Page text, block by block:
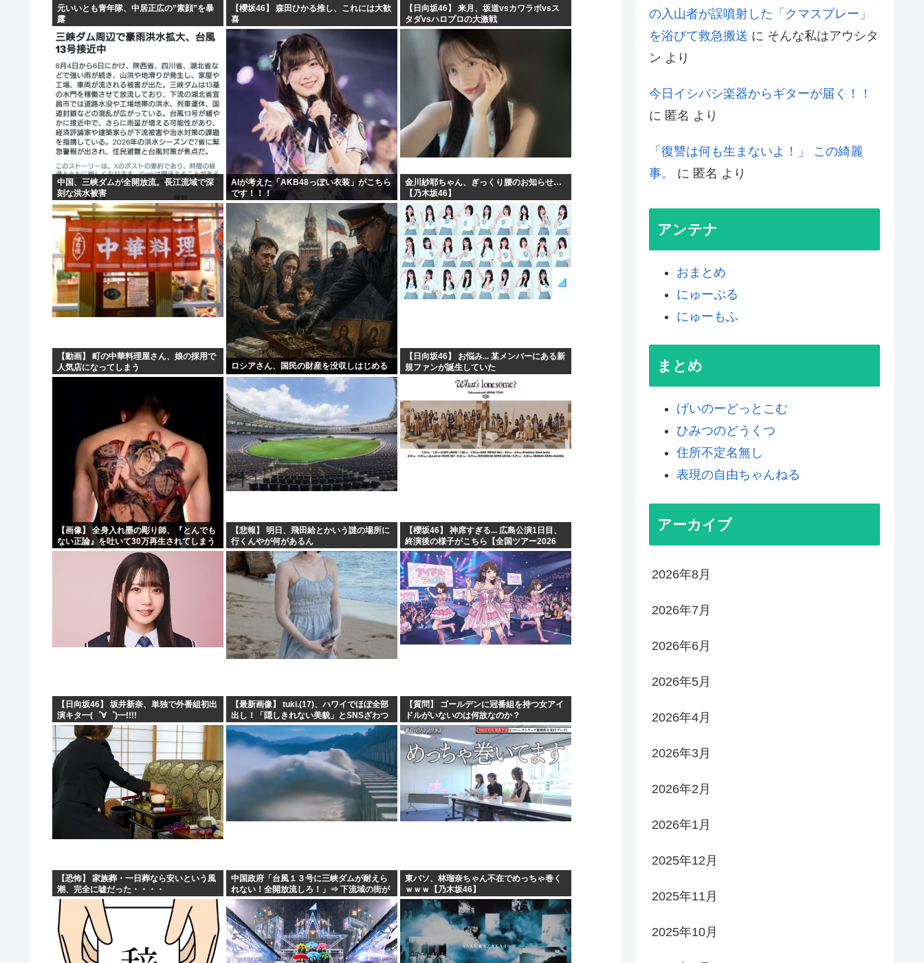
元いいとも青年隊、中居正広の”素顔”を暴
露
【櫻坂46】 森田ひかる推し、これには大歓
喜
【日向坂46】 来月、坂道vsカワラボvsス
タダvsハロプロの大激戦
中国、三峡ダムが全開放流。長江流域で深
刻な洪水被害
AIが考えた「AKB48っぽい衣装」がこちら
です！！！
金川紗耶ちゃん、ぎっくり腰のお知らせ…
【乃木坂46】
【動画】 町の中華料理屋さん、娘の採用で
人気店になってしまう
ロシアさん、国民の財産を没収しはじめる
【日向坂46】 お悩み... 某メンバーにある新
規ファンが誕生していた
【画像】 全身入れ墨の彫り師、『とんでも
ない正論』を吐いて30万再生されてしまう
ｗｗｗｗｗｗｗ
【悲報】 明日、飛田給とかいう謎の場所に
行くんやが何があるん
や????・・・・・・・・・
【櫻坂46】 神席すぎる... 広島公演1日目、
終演後の様子がこちら【全国ツアー2026
What’s lonesome?】
【日向坂46】 坂井新奈、単独で外番組初出
演キタ━(゜∀゜)━!!!!
【最新画像】 tuki.(17)、ハワイでほぼ全部
出し！「隠しきれない美貌」とSNSざわつ
く
【質問】 ゴールデンに冠番組を持つ女アイ
ドルがいないのは何故なのか？
【恐怖】 家族葬・一日葬なら安いという風
潮、完全に嘘だった・・・・
中国政府「台風１３号に三峡ダムが耐えら
れない！全開放流しろ！」⇒ 下流域の街が
壊滅状態ｗｗｗｗｗ
東パソ、林瑠奈ちゃん不在でめっちゃ巻く
ｗｗｗ【乃木坂46】
の入山者が誤噴射した「クマスプレー」
を浴びて救急搬送 に そんな私はアウシタ
ン より
今日イシバシ楽器からギターが届く！！
に 匿名 より
「復讐は何も生まないよ！」 この綺麗
事。
に 匿名 より
アンテナ
おまとめ
にゅーぷる
にゅーもふ
まとめ
げいのーどっとこむ
ひみつのどうくつ
住所不定名無し
表現の自由ちゃんねる
アーカイブ
2026年8月
2026年7月
2026年6月
2026年5月
2026年4月
2026年3月
2026年2月
2026年1月
2025年12月
2025年11月
2025年10月